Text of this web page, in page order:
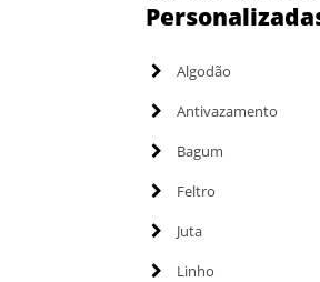
Algodão
Antivazamento
Bagum
Feltro
Juta
Linho